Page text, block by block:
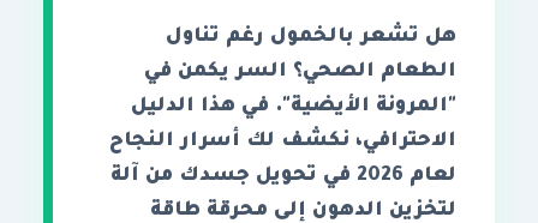
هل تشعر بالخمول رغم تناول
الطعام الصحي؟ السر يكمن في
"المرونة الأيضية". في هذا الدليل
الاحترافي، نكشف لك أسرار النجاح
لعام 2026 في تحويل جسدك من آلة
لتخزين الدهون إلى محرقة طاقة